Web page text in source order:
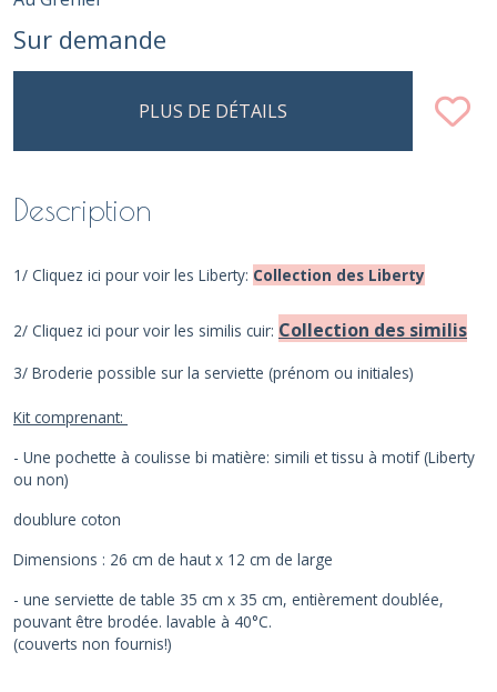
Sur demande
PLUS DE DÉTAILS
Description
1/ Cliquez ici pour voir les Liberty: Collection des Liberty
2/ Cliquez ici pour voir les similis cuir: Collection des similis
3/ Broderie possible sur la serviette (prénom ou initiales)
Kit comprenant:
- Une pochette à coulisse bi matière: simili et tissu à motif (Liberty
ou non)
doublure coton
Dimensions : 26 cm de haut x 12 cm de large
- une serviette de table 35 cm x 35 cm, entièrement doublée,
pouvant être brodée. lavable à 40°C.
(couverts non fournis!)